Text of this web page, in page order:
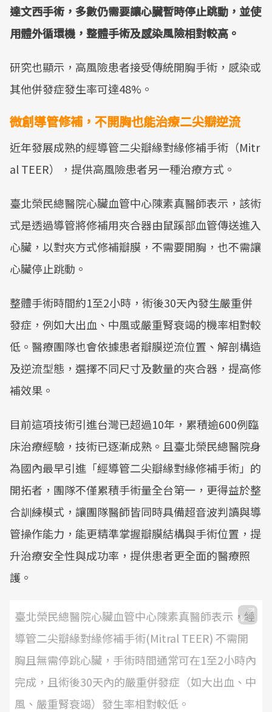
達文西手術，多數仍需要讓心臟暫時停止跳動，並使
用體外循環機，整體手術及感染風險相對較高。
研究也顯示，高風險患者接受傳統開胸手術，感染或
其他併發症發生率可達48%。
微創導管修補，不開胸也能治療二尖瓣逆流
近年發展成熟的經導管二尖瓣緣對緣修補手術（Mitr
al TEER），提供高風險患者另一種治療方式。
臺北榮民總醫院心臟血管中心陳素真醫師表示，該術
式是透過導管將修補用夾合器由鼠蹊部血管傳送進入
心臟，以對夾方式修補瓣膜，不需要開胸，也不需讓
心臟停止跳動。
整體手術時間約1至2小時，術後30天內發生嚴重併
發症，例如大出血、中風或嚴重腎衰竭的機率相對較
低。醫療團隊也會依據患者瓣膜逆流位置、解剖構造
及逆流型態，選擇不同尺寸及數量的夾合器，提高修
補效果。
目前這項技術引進台灣已超過10年，累積逾600例臨
床治療經驗，技術已逐漸成熟。且臺北榮民總醫院身
為國內最早引進「經導管二尖瓣緣對緣修補手術」的
開拓者，團隊不僅累積手術量全台第一，更得益於整
合訓練模式，讓團隊醫師皆同時具備超音波判讀與導
管操作能力，能更精準掌握瓣膜結構與手術位置，提
升治療安全性與成功率，提供患者更全面的醫療照
護。
臺北榮民總醫院心臟血管中心陳素真醫師表示，經
導管二尖瓣緣對緣修補手術(Mitral TEER) 不需開
胸且無需停跳心臟，手術時間通常可在1至2小時內
完成，且術後30天內的嚴重併發症（如大出血、中
風、嚴重腎衰竭）發生率相對較低。